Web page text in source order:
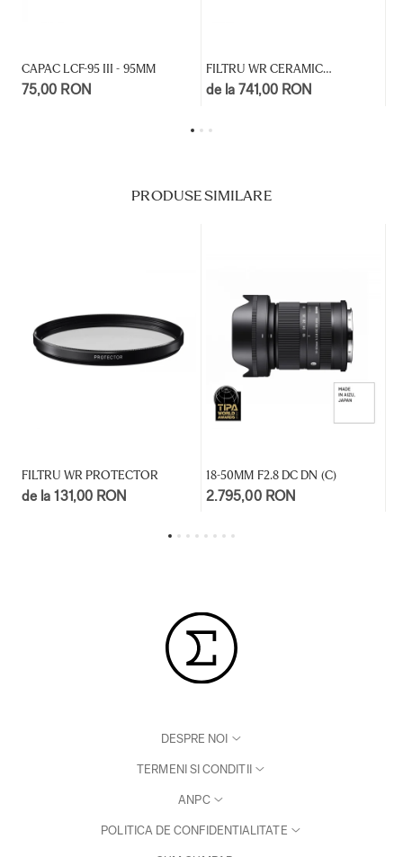
CAPAC LCF-95 III - 95MM
75,00 RON
FILTRU WR CERAMIC
PROTECTOR
de la 741,00 RON
PRODUSE SIMILARE
FILTRU WR PROTECTOR
de la 131,00 RON
18-50MM F2.8 DC DN (C)
2.795,00 RON
DESPRE NOI
TERMENI SI CONDITII
ANPC
POLITICA DE CONFIDENTIALITATE